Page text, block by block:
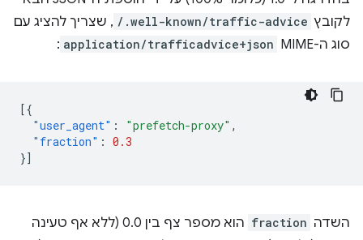
לקובץ /.well-known/traffic-advice , שצריך להציג עם
סוג ה-MIME
application/trafficadvice+json
:
[{
"user_agent" : "prefetch-proxy" ,
"fraction" : 0.3
}]
השדה fraction
הוא מספר צף בין 0.0 (ללא אף טעינה